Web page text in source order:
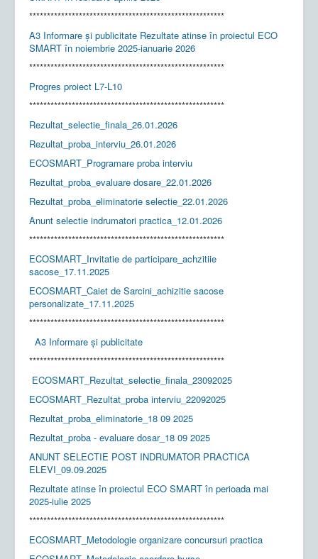
*******************************************************
A3 Informare și publicitate Rezultate atinse în proiectul ECO
SMART în noiembrie 2025-ianuarie 2026
*******************************************************
Progres proiect L7-L10
*******************************************************
Rezultat_selectie_finala_26.01.2026
Rezultat_proba_interviu_26.01.2026
ECOSMART_Programare proba interviu
Rezultat_proba_evaluare dosare_22.01.2026
Rezultat_proba_eliminatorie selectie_22.01.2026
Anunt selectie indrumatori practica_12.01.2026
*******************************************************
ECOSMART_Invitatie de participare_achzitiie
sacose_17.11.2025
ECOSMART_Caiet de Sarcini_achizitie sacose
personalizate_17.11.2025
*******************************************************
A3 Informare și publicitate
*******************************************************
ECOSMART_Rezultat_selectie_finala_23092025
ECOSMART_Rezultat_proba interviu_22092025
Rezultat_proba_eliminatorie_18 09 2025
Rezultat_proba - evaluare dosar_18 09 2025
ANUNT SELECTIE POST INDRUMATOR PRACTICA
ELEVI_09.09.2025
Rezultate atinse în proiectul ECO SMART în perioada mai
2025-iulie 2025
*******************************************************
ECOSMART_Metodologie organizare concursuri practica